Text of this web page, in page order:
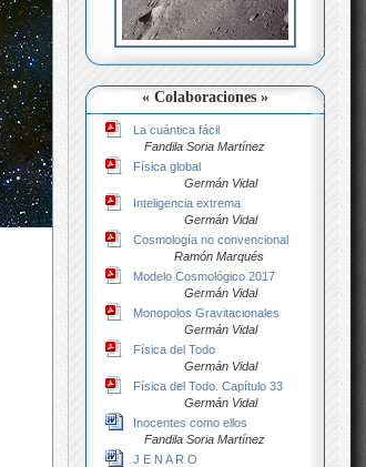
« Colaboraciones »
La cuántica fácil
Fandila Soria Martínez
Física global
Germán Vidal
Inteligencia extrema
Germán Vidal
Cosmología no convencional
Ramón Marqués
Modelo Cosmológico 2017
Germán Vidal
Monopolos Gravitacionales
Germán Vidal
Física del Todo
Germán Vidal
Física del Todo. Capítulo 33
Germán Vidal
Inocentes como ellos
Fandila Soria Martínez
J E N A R O